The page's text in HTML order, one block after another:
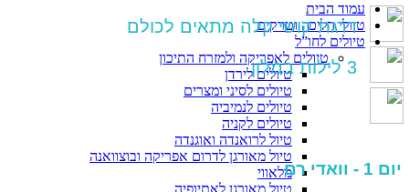
עמוד הבית
טיולי הליכה וטרקים
טיולים לחו”ל
טיולים לאפריקה ולמזרח התיכון
טיולים לירדן
טיולים לסיני ומצרים
טיולים לנמיביה
טיולים לקניה
טיול לרואנדה ואוגנדה
טיול מאורגן לדרום אפריקה ובוצוואנה
מלאווי
טיול מאורגן לאתיופיה
דרגת קושי קלה מתאים לכולם
3 לילות במלון
יום 1 - וואדי רם